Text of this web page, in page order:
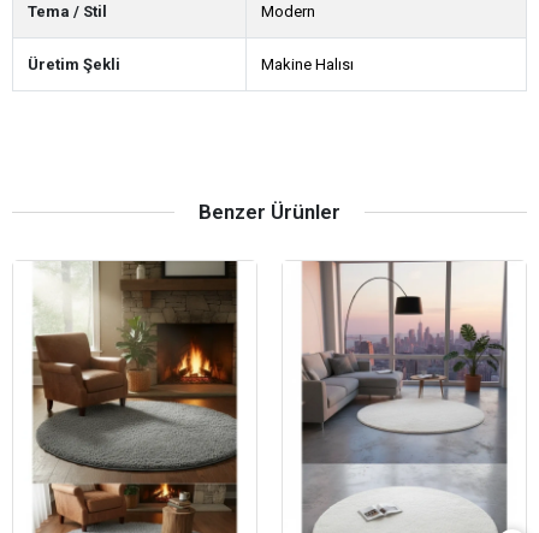
Tema / Stil Modern
Üretim Şekli Makine Halısı
Benzer Ürünler